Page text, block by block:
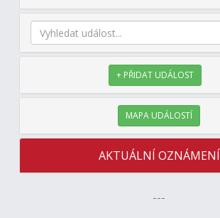
+ PŘIDAT UDÁLOST
MAPA UDÁLOSTÍ
AKTUÁLNÍ OZNÁMENÍ
---